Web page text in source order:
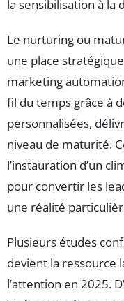
la sensibilisation à la
Le nurturing ou
une place stratégique
marketing
fil du temps grâce à
personnalisées,
niveau de maturité.
l’instauration d’un
pour convertir les
une réalité
Plusieurs études
devient la ressource
l’attention en 2025.